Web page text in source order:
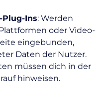
Plug-Ins: Werden
oder Video-
eingebunden,
Daten der Nutzer.
müssen dich in der
hinweisen.